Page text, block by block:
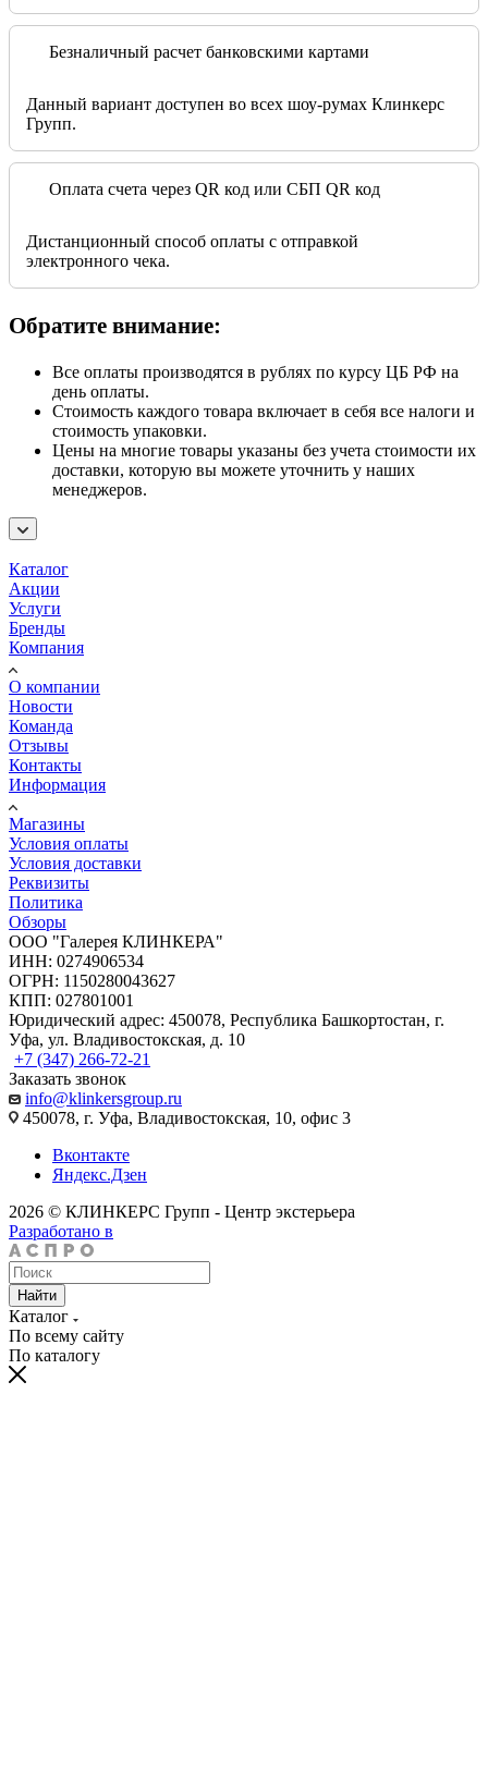
Безналичный расчет банковскими картами
Данный вариант доступен во всех шоу-румах Клинкерс
Групп.
Оплата счета через QR код или СБП QR код
Дистанционный способ оплаты с отправкой
электронного чека.
Обратите внимание:
Все оплаты производятся в рублях по курсу ЦБ РФ на
день оплаты.
Стоимость каждого товара включает в себя все налоги и
стоимость упаковки.
Цены на многие товары указаны без учета стоимости их
доставки, которую вы можете уточнить у наших
менеджеров.
Каталог
Акции
Услуги
Бренды
Компания
О компании
Новости
Команда
Отзывы
Контакты
Информация
Магазины
Условия оплаты
Условия доставки
Реквизиты
Политика
Обзоры
ООО "Галерея КЛИНКЕРА"
ИНН: 0274906534
ОГРН: 1150280043627
КПП: 027801001
Юридический адрес: 450078, Республика Башкортостан, г.
Уфа, ул. Владивостокская, д. 10
+7 (347) 266-72-21
Заказать звонок
info@klinkersgroup.ru
450078, г. Уфа, Владивостокская, 10, офис 3
Вконтакте
Яндекс.Дзен
2026 © КЛИНКЕРС Групп - Центр экстерьера
Разработано в
Найти
Каталог
По всему сайту
По каталогу